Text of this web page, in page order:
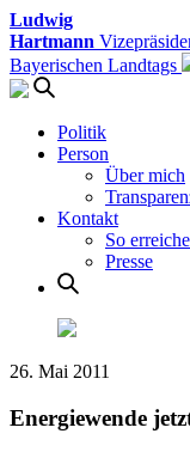
Ludwig
Hartmann
Bayerischen Landtags
Politik
Person
Über mich
Kontakt
So
Presse
26. Mai 2011
Energiewende